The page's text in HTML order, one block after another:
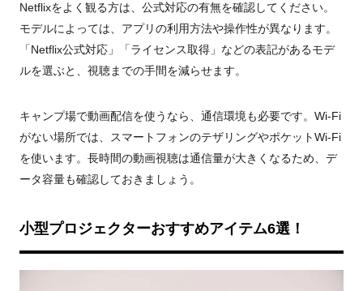
Netflixをよく観る方は、公式対応の有無を確認してください。
モデルによっては、アプリの利用方法や操作性が異なります。
「Netflix公式対応」「ライセンス取得」などの表記があるモデ
ルを選ぶと、視聴までの手間を減らせます。
キャンプ場で動画配信を使うなら、通信環境も必要です。Wi-Fi
がない場所では、スマートフォンのテザリングやポケットWi-Fi
を使います。長時間の動画視聴は通信量が大きくなるため、デ
ータ容量も確認しておきましょう。
小型プロジェクターおすすめアイテム6選！